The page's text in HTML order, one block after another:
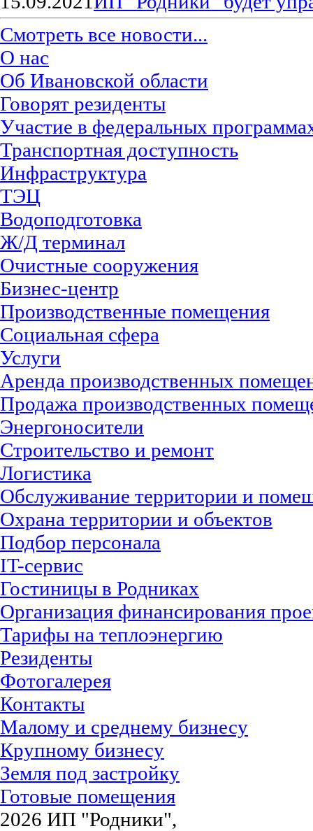
Смотреть все новости...
О нас
Об Ивановской области
Говорят резиденты
Участие в федеральных
Транспортная доступность
Инфраструктура
ТЭЦ
Водоподготовка
Ж/Д терминал
Очистные сооружения
Бизнес-центр
Производственные помещения
Социальная сфера
Услуги
Аренда производственных
Продажа производственных
Энергоносители
Строительство и ремонт
Логистика
Обслуживание территории и
Охрана территории и объектов
Подбор персонала
IT-сервис
Гостиницы в Родниках
Организация финансирования
Тарифы на теплоэнергию
Резиденты
Фотогалерея
Контакты
Малому и среднему бизнесу
Крупному бизнесу
Земля под застройку
Готовые помещения
2026 ИП "Родники",